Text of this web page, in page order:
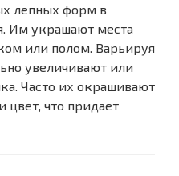
лепных форм в
Им украшают места
или полом. Варьируя
увеличивают или
Часто их окрашивают
цвет, что придает